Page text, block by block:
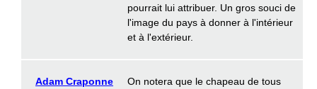
pourrait lui attribuer. Un gros souci de
l'image du pays à donner à l'intérieur
et à l'extérieur.
Adam Craponne
On notera que le chapeau de tous